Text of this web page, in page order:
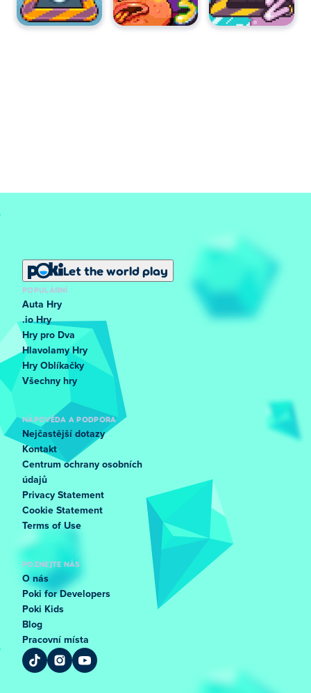
Let the world play
POPULÁRNÍ
Auta Hry
.io Hry
Hry pro Dva
Hlavolamy Hry
Hry Oblíkačky
Všechny hry
NÁPOVĚDA A PODPORA
Nejčastější dotazy
Kontakt
Centrum ochrany osobních
údajů
Privacy Statement
Cookie Statement
Terms of Use
POZNEJTE NÁS
O nás
Poki for Developers
Poki Kids
Blog
Pracovní místa